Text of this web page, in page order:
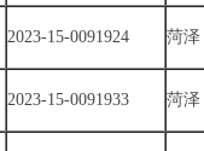
2023-15-0091924 菏泽
2023-15-0091933 菏泽